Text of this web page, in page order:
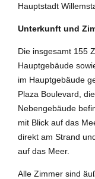
Hauptstadt
Unterkunft und
Die insgesamt 155
Hauptgebäude
im Hauptgebäude
Plaza Boulevard,
Nebengebäude
mit Blick auf das
direkt am Strand
auf das Meer.
Alle Zimmer sind